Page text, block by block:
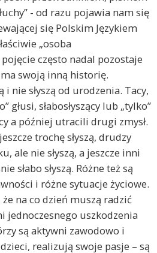
- od razu pojawia nam się
się Polskim Językiem
„osoba
często nadal pozostaje
swoją inną historię.
i nie słyszą od urodzenia. Tacy,
głusi, słabosłyszący lub „tylko”
a później utracili drugi zmysł.
trochę słyszą, drudzy
ale nie słyszą, a jeszcze inni
słabo słyszą. Różne też są
i różne sytuacje życiowe.
na co dzień muszą radzić
jednoczesnego uszkodzenia
są aktywni zawodowo i
realizują swoje pasje – są